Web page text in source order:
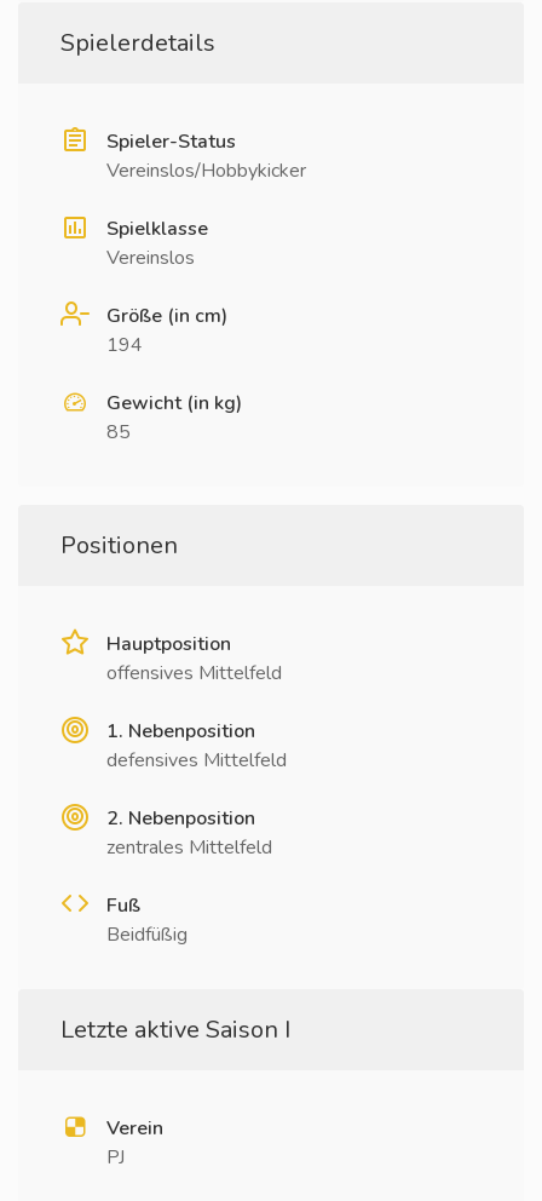
Spielerdetails
Spieler-Status
Vereinslos/Hobbykicker
Spielklasse
Vereinslos
Größe (in cm)
194
Gewicht (in kg)
85
Positionen
Hauptposition
offensives Mittelfeld
1. Nebenposition
defensives Mittelfeld
2. Nebenposition
zentrales Mittelfeld
Fuß
Beidfüßig
Letzte aktive Saison I
Verein
PJ